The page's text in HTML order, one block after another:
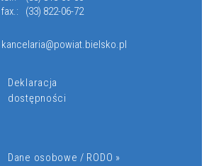
fax.:
(33) 822-06-72
kancelaria@powiat.bielsko.pl
Deklaracja
dostępności
Dane osobowe / RODO »